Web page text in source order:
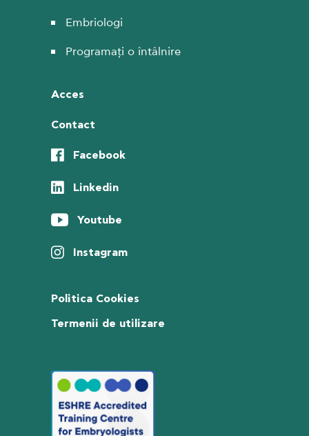
Embriologi
Programați o întâlnire
Acces
Contact
Facebook
Linkedin
Youtube
Instagram
Politica Cookies
Termenii de utilizare